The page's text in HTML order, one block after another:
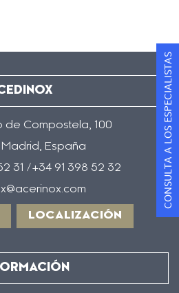
de Compostela, 100
España
31 /+34 91 398 52 32
LOCALIZACIÓN
CONSULTA A LOS ESPECIALISTAS